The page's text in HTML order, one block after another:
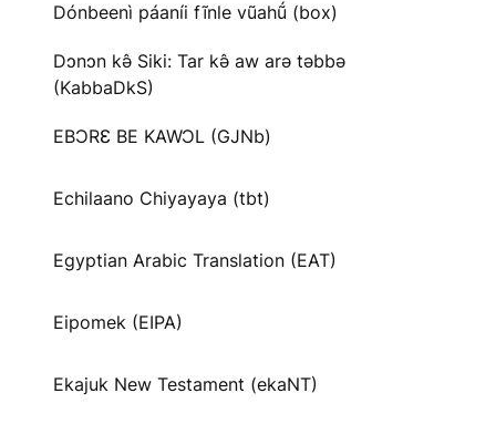
Dónbeenì páaníi fĩnle vũahṹ (box)
Dɔnɔn kə̂ Siki: Tar kə̂ aw arə təbbə
(KabbaDkS)
EBƆRƐ BE KAWƆL (GJNb)
Echilaano Chiyayaya (tbt)
Egyptian Arabic Translation (EAT)
Eipomek (EIPA)
Ekajuk New Testament (ekaNT)